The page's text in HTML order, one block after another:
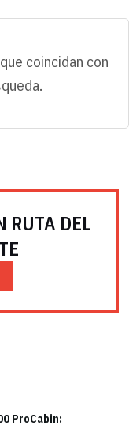
coincidan con
RUTA DEL
ProCabin: